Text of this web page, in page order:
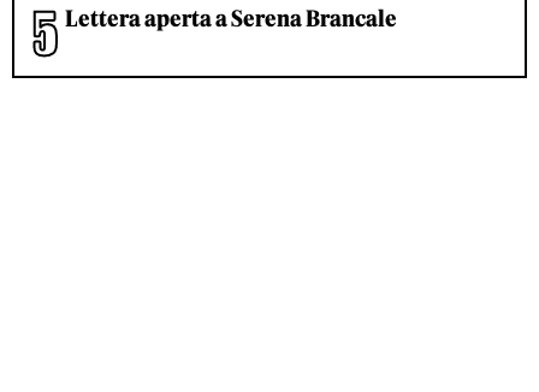
Lettera aperta a Serena Brancale